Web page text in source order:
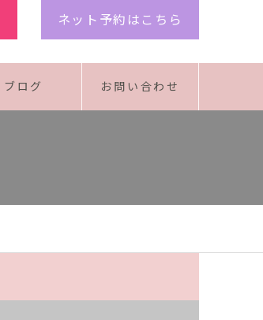
ネット予約はこちら
ブログ お問い合わせ